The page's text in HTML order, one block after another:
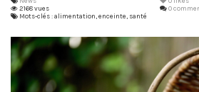
2168 vues
0
Mots-clés : alimentation, enceinte, santé